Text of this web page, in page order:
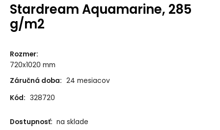
Stardream Aquamarine, 285
g/m2
Rozmer:
720x1020 mm
Záručná doba: 24 mesiacov
Kód: 328720
Dostupnosť: na sklade